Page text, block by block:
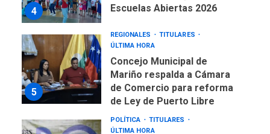
4
Escuelas Abiertas 2026
5
REGIONALES
TITULARES
ÚLTIMA HORA
Concejo Municipal de
Mariño respalda a Cámara
de Comercio para reforma
de Ley de Puerto Libre
POLÍTICA
TITULARES
ÚLTIMA HORA